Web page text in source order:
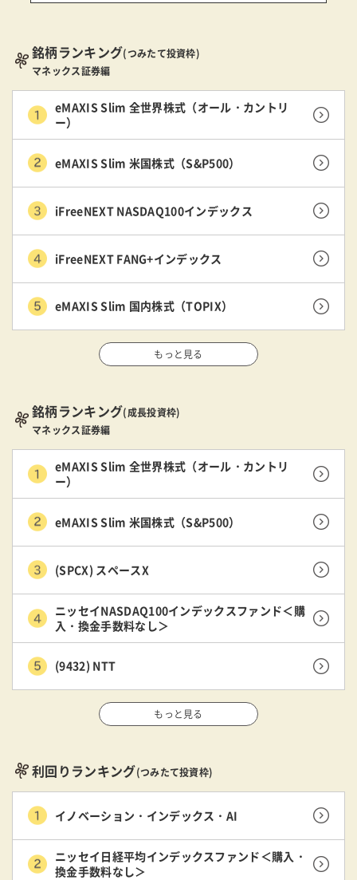
銘柄ランキング(つみたて投資枠)
マネックス証券編
eMAXIS Slim 全世界株式（オール・カントリ
ー）
eMAXIS Slim 米国株式（S&P500）
iFreeNEXT NASDAQ100インデックス
iFreeNEXT FANG+インデックス
eMAXIS Slim 国内株式（TOPIX）
もっと見る
銘柄ランキング(成長投資枠)
マネックス証券編
eMAXIS Slim 全世界株式（オール・カントリ
ー）
eMAXIS Slim 米国株式（S&P500）
(SPCX) スペースX
ニッセイNASDAQ100インデックスファンド＜購
入・換金手数料なし＞
(9432) NTT
もっと見る
利回りランキング(つみたて投資枠)
イノベーション・インデックス・AI
ニッセイ日経平均インデックスファンド＜購入・
換金手数料なし＞